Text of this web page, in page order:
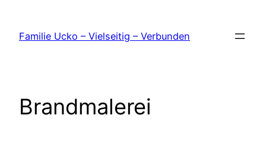
springen
Familie Ucko – Vielseitig – Verbunden
Brandmalerei